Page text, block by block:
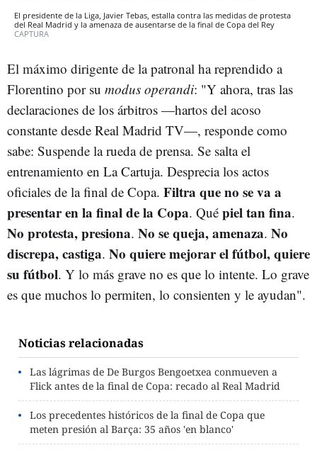
El presidente de la Liga, Javier Tebas, estalla contra las medidas de protesta
del Real Madrid y la amenaza de ausentarse de la final de Copa del Rey
CAPTURA
El máximo dirigente de la patronal ha reprendido a
Florentino por su modus operandi: "Y ahora, tras las
declaraciones de los árbitros —hartos del acoso
constante desde Real Madrid TV—, responde como
sabe: Suspende la rueda de prensa. Se salta el
entrenamiento en La Cartuja. Desprecia los actos
oficiales de la final de Copa. Filtra que no se va a
presentar en la final de la Copa. Qué piel tan fina.
No protesta, presiona. No se queja, amenaza. No
discrepa, castiga. No quiere mejorar el fútbol, quiere
su fútbol. Y lo más grave no es que lo intente. Lo grave
es que muchos lo permiten, lo consienten y le ayudan".
Noticias relacionadas
Las lágrimas de De Burgos Bengoetxea conmueven a
Flick antes de la final de Copa: recado al Real Madrid
Los precedentes históricos de la final de Copa que
meten presión al Barça: 35 años 'en blanco'